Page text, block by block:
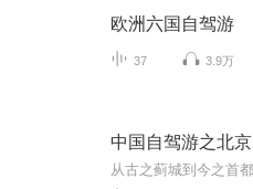
欧洲六国自驾游
37 3.9万
中国自驾游之北京